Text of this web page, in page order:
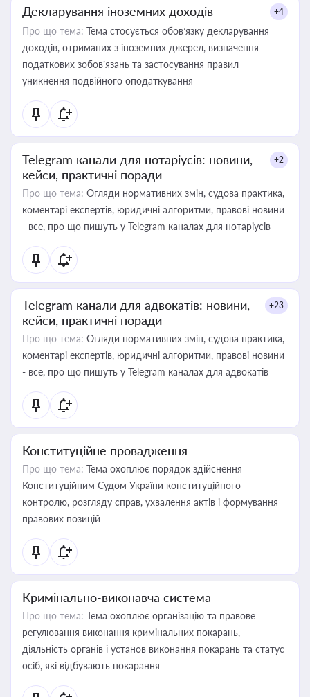
Декларування іноземних доходів +4
Про що тема: Тема стосується обов’язку декларування
доходів, отриманих з іноземних джерел, визначення
податкових зобов’язань та застосування правил
уникнення подвійного оподаткування
Telegram канали для нотаріусів: новини,
кейси, практичні поради
+2
Про що тема: Огляди нормативних змін, судова практика,
коментарі експертів, юридичні алгоритми, правові новини
- все, про що пишуть у Telegram каналах для нотаріусів
Telegram канали для адвокатів: новини,
кейси, практичні поради
+23
Про що тема: Огляди нормативних змін, судова практика,
коментарі експертів, юридичні алгоритми, правові новини
- все, про що пишуть у Telegram каналах для адвокатів
Конституційне провадження
Про що тема: Тема охоплює порядок здійснення
Конституційним Судом України конституційного
контролю, розгляду справ, ухвалення актів і формування
правових позицій
Кримінально-виконавча система
Про що тема: Тема охоплює організацію та правове
регулювання виконання кримінальних покарань,
діяльність органів і установ виконання покарань та статус
осіб, які відбувають покарання